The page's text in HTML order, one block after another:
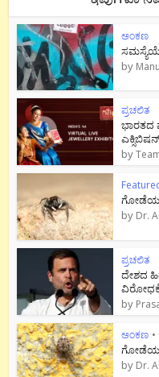
ಅಂಕಣ
by
ಪ್ರಚಲಿತ
ಭಾರತದ
by
ಗೋಡೆಯ
by Dr.
ಪ್ರಚಲಿತ
ದೇಶದ
by
ಅಂಕಣ •
ಗೋಡೆಯ
by Dr.